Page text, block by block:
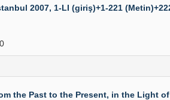
2007, 1-LI (giriş)+1-221
the Past to the Present, in the Light